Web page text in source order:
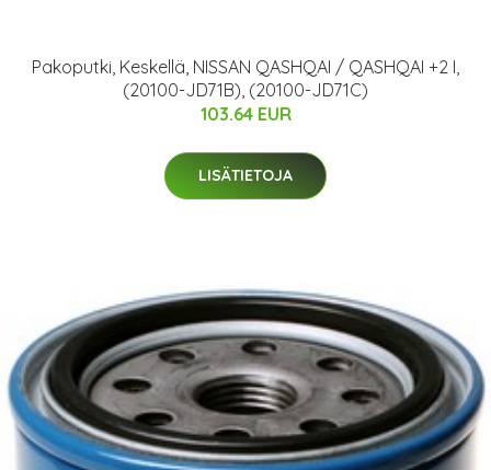
Pakoputki, Keskellä, NISSAN QASHQAI / QASHQAI +2 I,
(20100-JD71B), (20100-JD71C)
103.64 EUR
LISÄTIETOJA